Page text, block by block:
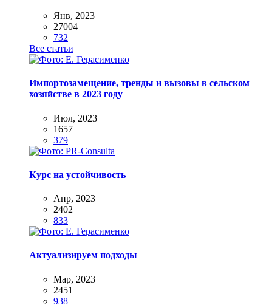
Янв, 2023
27004
732
Все статьи
Импортозамещение, тренды и вызовы в сельском
хозяйстве в 2023 году
Июл, 2023
1657
379
Курс на устойчивость
Апр, 2023
2402
833
Актуализируем подходы
Мар, 2023
2451
938